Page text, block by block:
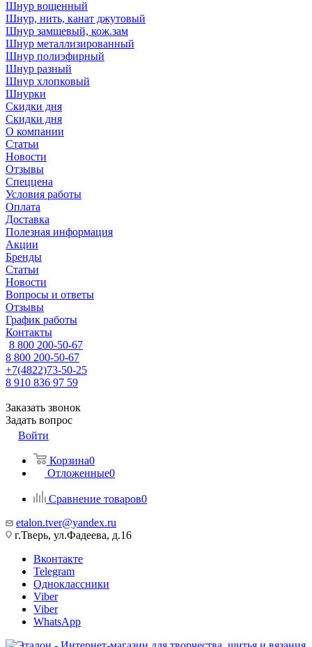
Шнур вощенный
Шнур, нить, канат джутовый
Шнур замшевый, кож.зам
Шнур металлизированный
Шнур полиэфирный
Шнур разный
Шнур хлопковый
Шнурки
Скидки дня
Скидки дня
О компании
Статьи
Новости
Отзывы
Спеццена
Условия работы
Оплата
Доставка
Полезная информация
Акции
Бренды
Статьи
Новости
Вопросы и ответы
Отзывы
График работы
Контакты
8 800 200-50-67
8 800 200-50-67
+7(4822)73-50-25
8 910 836 97 59
Заказать звонок
Задать вопрос
Войти
Корзина0
Отложенные0
Сравнение товаров0
etalon.tver@yandex.ru
г.Тверь, ул.Фадеева, д.16
Вконтакте
Telegram
Одноклассники
Viber
Viber
WhatsApp